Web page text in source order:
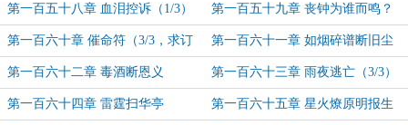
阅） 求订阅）
第一百五十八章 血泪控诉（1/3） 第一百五十九章 丧钟为谁而鸣？
（2/3）
第一百六十章 催命符（3/3，求订
阅和月票）
第一百六十一章 如烟碎谱断旧尘
（1/3）
第一百六十二章 毒酒断恩义
（2/3）
第一百六十三章 雨夜逃亡（3/3）
第一百六十四章 雷霆扫华亭 第一百六十五章 星火燎原明报生